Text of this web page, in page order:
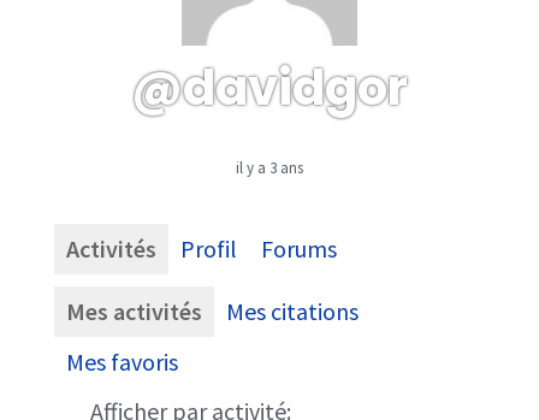
@davidgor
il y a 3 ans
Activités Profil Forums
Mes activités
Mes citations
Mes favoris
Afficher par activité: